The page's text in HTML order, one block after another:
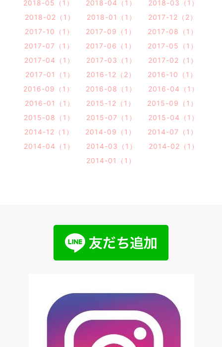
2018-05（1） 2018-04（1）
2018-03（1）
2018-02（1）
2018-01（1）
2017-12（2）
2017-10（1）
2017-09（1）
2017-08（1）
2017-07（1）
2017-06（1）
2017-05（1）
2017-04（1）
2017-03（1）
2017-02（1）
2017-01（1）
2016-12（2）
2016-10（1）
2016-09（1）
2016-08（1）
2016-04（1）
2016-01（1）
2015-12（1）
2015-09（1）
2015-08（1）
2015-07（1）
2015-04（1）
2014-12（1）
2014-09（1）
2014-07（1）
2014-04（1）
2014-03（1）
2014-02（1）
2014-01（1）